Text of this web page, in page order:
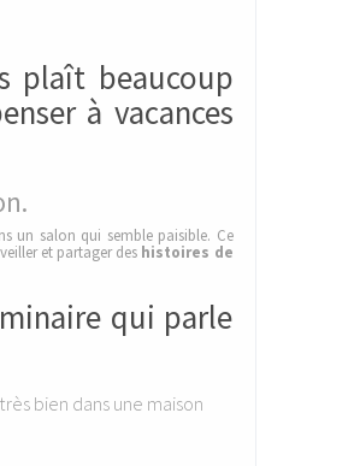
plaît beaucoup
à vacances
un salon qui semble paisible. Ce
et partager des histoires de
qui parle
bien dans une maison